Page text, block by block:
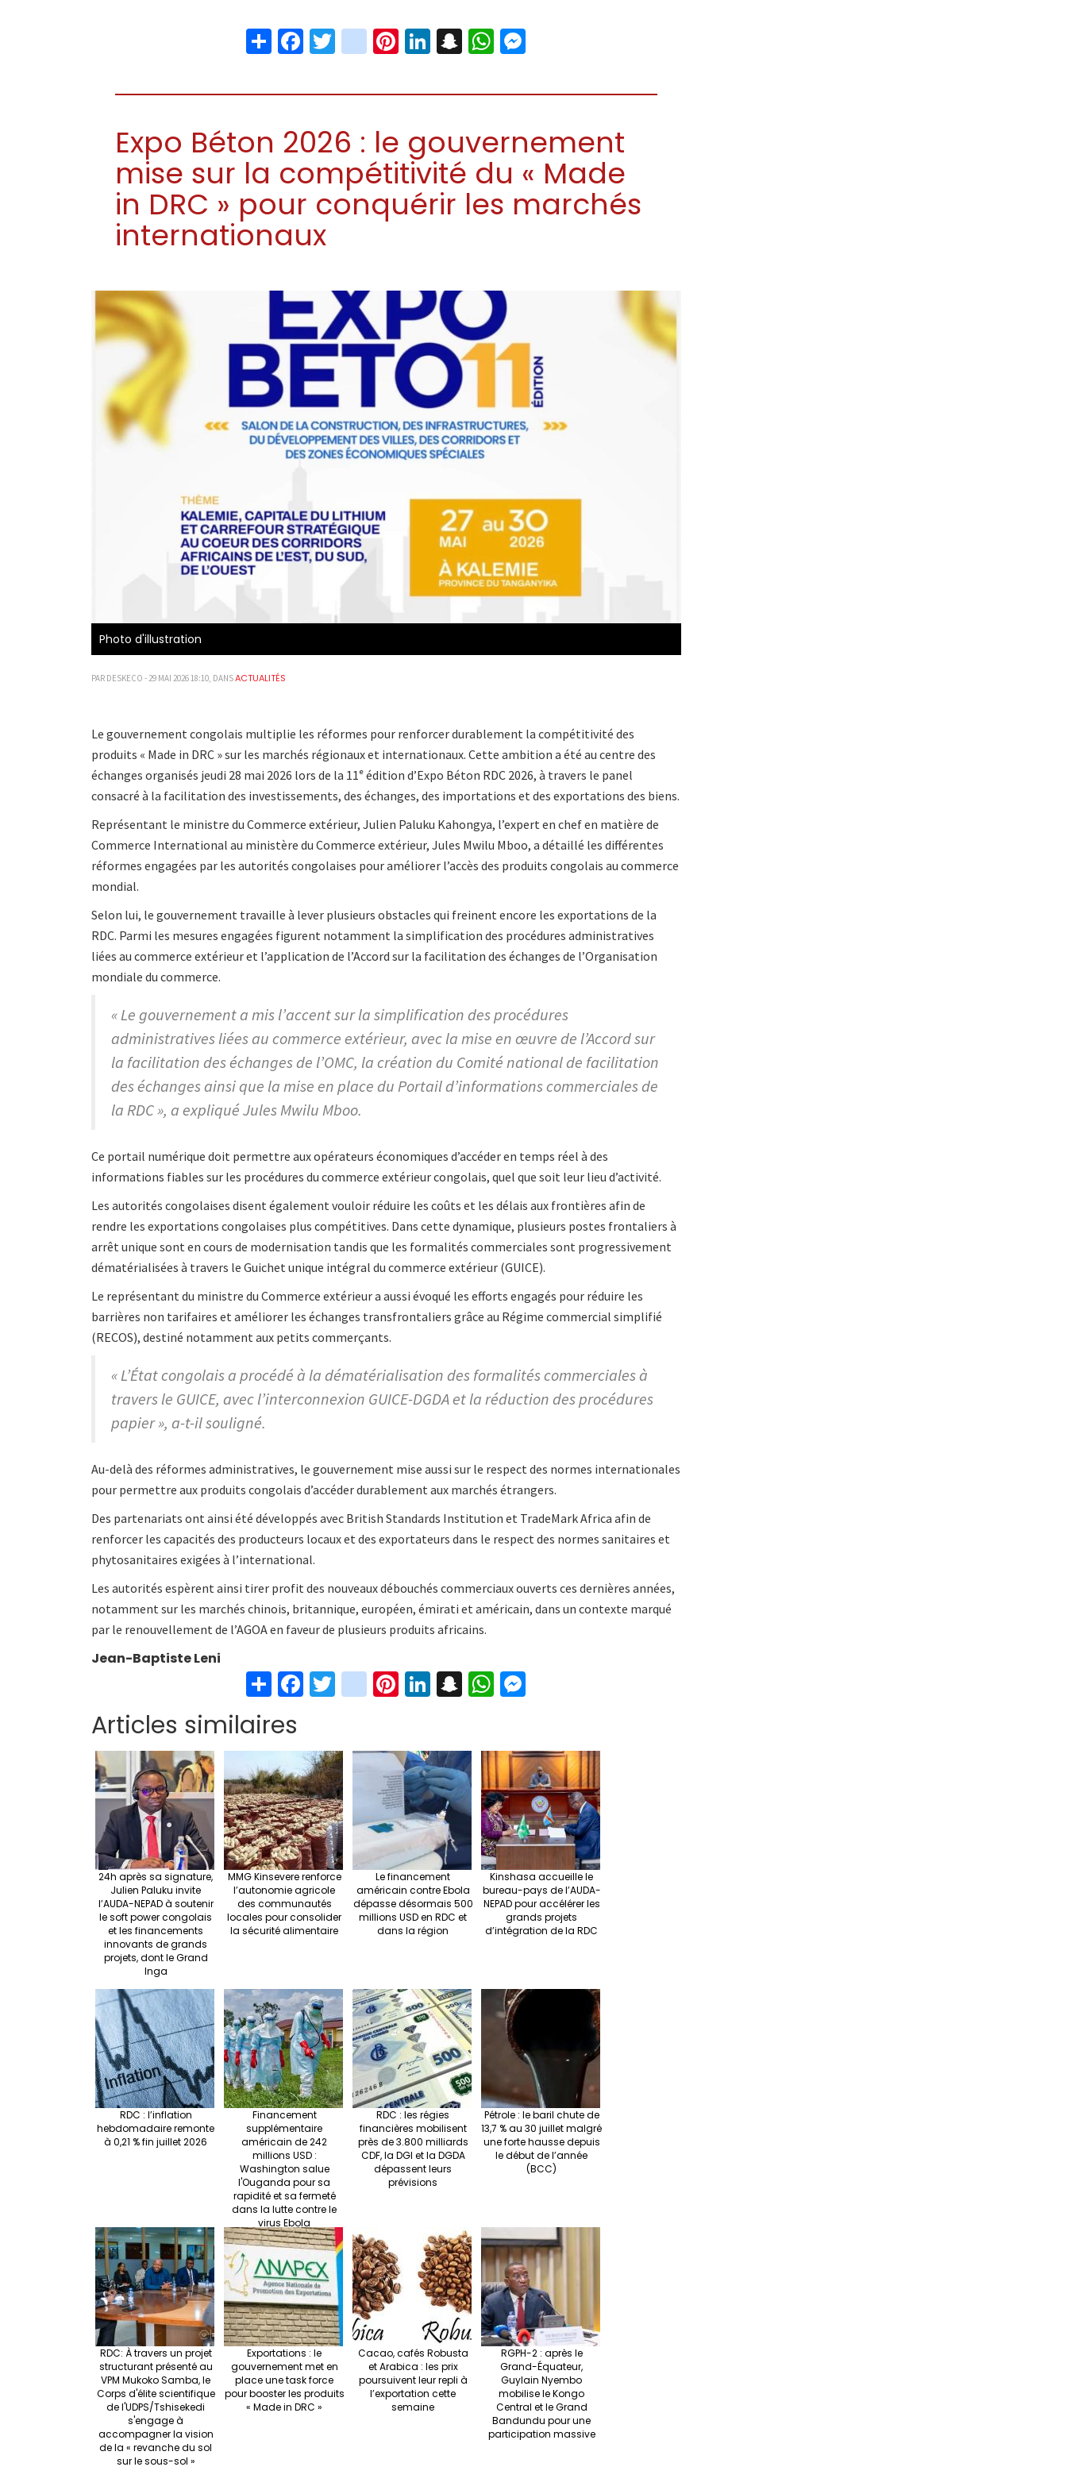
ShareFacebook
Twitter
instagram
Pinterest
LinkedIn
Snapchat
WhatsApp
Expo Béton 2026 : le gouvernement
mise sur la compétitivité du « Made
in DRC » pour conquérir les marchés
internationaux
Photo d'illustration
PAR DESKECO - 29 MAI 2026 18:10, DANSACTUALITÉS
Le gouvernement congolais multiplie les réformes pour renforcer durablement la compétitivité des
produits « Made in DRC » sur les marchés régionaux et internationaux. Cette ambition a été au centre des
échanges organisés jeudi 28 mai 2026 lors de la 11ᵉ édition d’Expo Béton RDC 2026, à travers le panel
consacré à la facilitation des investissements, des échanges, des importations et des exportations des biens.
Représentant le ministre du Commerce extérieur, Julien Paluku Kahongya, l’expert en chef en matière de
Commerce International au ministère du Commerce extérieur, Jules Mwilu Mboo, a détaillé les différentes
réformes engagées par les autorités congolaises pour améliorer l’accès des produits congolais au commerce
mondial.
Selon lui, le gouvernement travaille à lever plusieurs obstacles qui freinent encore les exportations de la
RDC. Parmi les mesures engagées figurent notamment la simplification des procédures administratives
liées au commerce extérieur et l’application de l’Accord sur la facilitation des échanges de l’Organisation
mondiale du commerce.
« Le gouvernement a mis l’accent sur la simplification des procédures
administratives liées au commerce extérieur, avec la mise en œuvre de l’Accord sur
la facilitation des échanges de l’OMC, la création du Comité national de facilitation
des échanges ainsi que la mise en place du Portail d’informations commerciales de
la RDC », a expliqué Jules Mwilu Mboo.
Ce portail numérique doit permettre aux opérateurs économiques d’accéder en temps réel à des
informations fiables sur les procédures du commerce extérieur congolais, quel que soit leur lieu d’activité.
Les autorités congolaises disent également vouloir réduire les coûts et les délais aux frontières afin de
rendre les exportations congolaises plus compétitives. Dans cette dynamique, plusieurs postes frontaliers à
arrêt unique sont en cours de modernisation tandis que les formalités commerciales sont progressivement
dématérialisées à travers le Guichet unique intégral du commerce extérieur (GUICE).
Le représentant du ministre du Commerce extérieur a aussi évoqué les efforts engagés pour réduire les
barrières non tarifaires et améliorer les échanges transfrontaliers grâce au Régime commercial simplifié
(RECOS), destiné notamment aux petits commerçants.
« L’État congolais a procédé à la dématérialisation des formalités commerciales à
travers le GUICE, avec l’interconnexion GUICE-DGDA et la réduction des procédures
papier », a-t-il souligné.
Au-delà des réformes administratives, le gouvernement mise aussi sur le respect des normes internationales
pour permettre aux produits congolais d’accéder durablement aux marchés étrangers.
Des partenariats ont ainsi été développés avec British Standards Institution et TradeMark Africa afin de
renforcer les capacités des producteurs locaux et des exportateurs dans le respect des normes sanitaires et
phytosanitaires exigées à l’international.
Les autorités espèrent ainsi tirer profit des nouveaux débouchés commerciaux ouverts ces dernières années,
notamment sur les marchés chinois, britannique, européen, émirati et américain, dans un contexte marqué
par le renouvellement de l’AGOA en faveur de plusieurs produits africains.
Jean-Baptiste Leni
S
h
ar
e
Fa
ce
o
o
k
T
wi
er
in
st
ra
m
Pi
nt
es
t
Li
n
dI
n
S
n
pc
h
at
W
h
sA
p
p
n
ge
r
Articles similaires
24h après sa signature,
Julien Paluku invite
l’AUDA-NEPAD à soutenir
le soft power congolais
et les financements
innovants de grands
projets, dont le Grand
Inga
MMG Kinsevere renforce
l’autonomie agricole
des communautés
locales pour consolider
la sécurité alimentaire
Le financement
américain contre Ebola
dépasse désormais 500
millions USD en RDC et
dans la région
Kinshasa accueille le
bureau-pays de l’AUDA-
NEPAD pour accélérer les
grands projets
d’intégration de la RDC
RDC : l’inflation
hebdomadaire remonte
à 0,21 % fin juillet 2026
Financement
supplémentaire
américain de 242
millions USD :
Washington salue
l'Ouganda pour sa
rapidité et sa fermeté
dans la lutte contre le
virus Ebola
RDC : les régies
financières mobilisent
près de 3.800 milliards
CDF, la DGI et la DGDA
dépassent leurs
prévisions
Pétrole : le baril chute de
13,7 % au 30 juillet malgré
une forte hausse depuis
le début de l’année
(BCC)
RDC: À travers un projet
structurant présenté au
VPM Mukoko Samba, le
Corps d'élite scientifique
de l'UDPS/Tshisekedi
s'engage à
accompagner la vision
de la « revanche du sol
sur le sous-sol »
Exportations : le
gouvernement met en
place une task force
pour booster les produits
« Made in DRC »
Cacao, cafés Robusta
et Arabica : les prix
poursuivent leur repli à
l’exportation cette
semaine
RGPH-2 : après le
Grand-Équateur,
Guylain Nyembo
mobilise le Kongo
Central et le Grand
Bandundu pour une
participation massive